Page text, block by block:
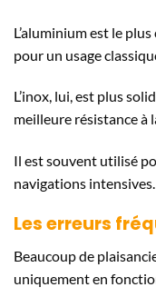
L’aluminium est le
pour un usage
L’inox, lui, est plus
meilleure résistance à
Il est souvent utilisé
navigations intensives.
Les erreurs
Beaucoup de
uniquement en